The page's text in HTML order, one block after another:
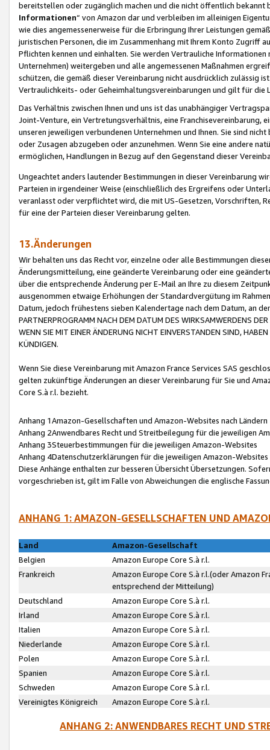
bereitstellen oder zugänglich machen und die nicht öffentlich
Informationen“ von Amazon dar und verbleiben im alleinigen
wie dies angemessenerweise für die Erbringung Ihrer Leistungen
juristischen Personen, die im Zusammenhang mit Ihrem Konto
Pflichten kennen und einhalten. Sie werden Vertrauliche
Unternehmen) weitergeben und alle angemessenen Maßnahmen
schützen, die gemäß dieser Vereinbarung nicht ausdrücklich zulässig
Vertraulichkeits- oder Geheimhaltungsvereinbarungen und gilt für die
Das Verhältnis zwischen Ihnen und uns ist das unabhängiger
Joint-Venture, ein Vertretungsverhältnis, eine Franchisevereinbarung,
unseren jeweiligen verbundenen Unternehmen und Ihnen. Sie sind
oder Zusagen abzugeben oder anzunehmen. Wenn Sie eine andere
ermöglichen, Handlungen in Bezug auf den Gegenstand dieser
Ungeachtet anders lautender Bestimmungen in dieser Vereinbarung
Parteien in irgendeiner Weise (einschließlich des Ergreifens oder
veranlasst oder verpflichtet wird, die mit US-Gesetzen, Vorschriften,
für eine der Parteien dieser Vereinbarung gelten.
13.Änderungen
Wir behalten uns das Recht vor, einzelne oder alle Bestimmungen
Änderungsmitteilung, eine geänderte Vereinbarung oder eine
über die entsprechende Änderung per E-Mail an Ihre zu diesem
ausgenommen etwaige Erhöhungen der Standardvergütung im
Datum, jedoch frühestens sieben Kalendertage nach dem Datum, an
PARTNERPROGRAMM NACH DEM DATUM DES WIRKSAMWERDENS
WENN SIE MIT EINER ÄNDERUNG NICHT EINVERSTANDEN SIND,
KÜNDIGEN.
Wenn Sie diese Vereinbarung mit Amazon France Services SAS
gelten zukünftige Änderungen an dieser Vereinbarung für Sie und
Core S.à r.l. bezieht.
Anhang 1Amazon-Gesellschaften und Amazon-Websites nach Ländern
Anhang 2Anwendbares Recht und Streitbeilegung für die jeweiligen
Anhang 3Steuerbestimmungen für die jeweiligen Amazon-Websites
Anhang 4Datenschutzerklärungen für die jeweiligen Amazon-Websites
Diese Anhänge enthalten zur besseren Übersicht Übersetzungen.
vorgeschrieben ist, gilt im Falle von Abweichungen die englische
ANHANG 1: AMAZON-GESELLSCHAFTEN UND
Land
Amazon-Gesellschaft
Belgien
Amazon Europe Core S.à r.l.
Frankreich
Amazon Europe Core S.à r.l.(oder Amazon
entsprechend der Mitteilung)
Deutschland
Amazon Europe Core S.à r.l.
Irland
Amazon Europe Core S.à r.l.
Italien
Amazon Europe Core S.à r.l.
Niederlande
Amazon Europe Core S.à r.l.
Polen
Amazon Europe Core S.à r.l.
Spanien
Amazon Europe Core S.à r.l.
Schweden
Amazon Europe Core S.à r.l.
Vereinigtes Königreich
Amazon Europe Core S.à r.l.
ANHANG 2: ANWENDBARES RECHT UND